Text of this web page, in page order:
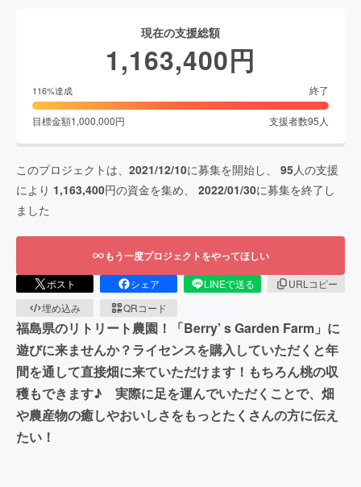
現在の支援総額
1,163,400円
116%達成 終了
目標金額1,000,000円 支援者数95 人
このプロジェクトは、 2021/12/10に募集を開始し、 95人の支援
により 1,163,400円の資金を集め、 2022/01/30に募集を終了し
ました
もう一度プロジェクトをやってほしい
ポスト シェア LINEで送る
URLコピー
埋め込み
QRコード
福島県のリトリート農園！「Berry’ s Garden Farm」に
遊びに来ませんか？ライセンスを購入していただくと年
間を通して直接畑に来ていただけます！もちろん桃の収
穫もできます♪ 実際に足を運んでいただくことで、畑
や農産物の癒しやおいしさをもっとたくさんの方に伝え
たい！